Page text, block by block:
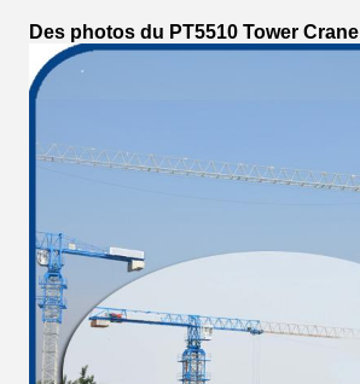
Des photos du PT5510 Tower Crane